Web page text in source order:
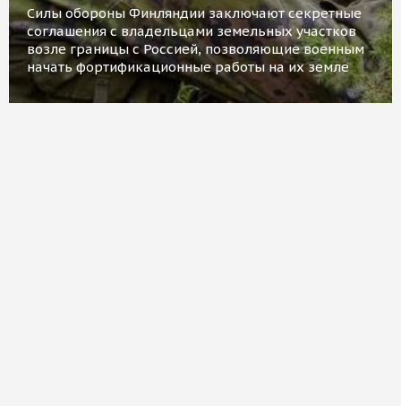
Силы обороны Финляндии заключают секретные
соглашения с владельцами земельных участков
возле границы с Россией, позволяющие военным
начать фортификационные работы на их земле